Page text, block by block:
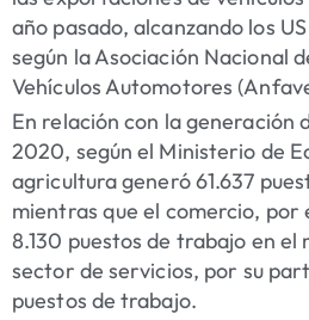
año pasado, alcanzando los
según la Asociación Nacional
Vehículos Automotores
En relación con la generación
2020, según el Ministerio de
agricultura generó 61.637
mientras que el comercio, por
8.130 puestos de trabajo en el
sector de servicios, por su
puestos de trabajo.